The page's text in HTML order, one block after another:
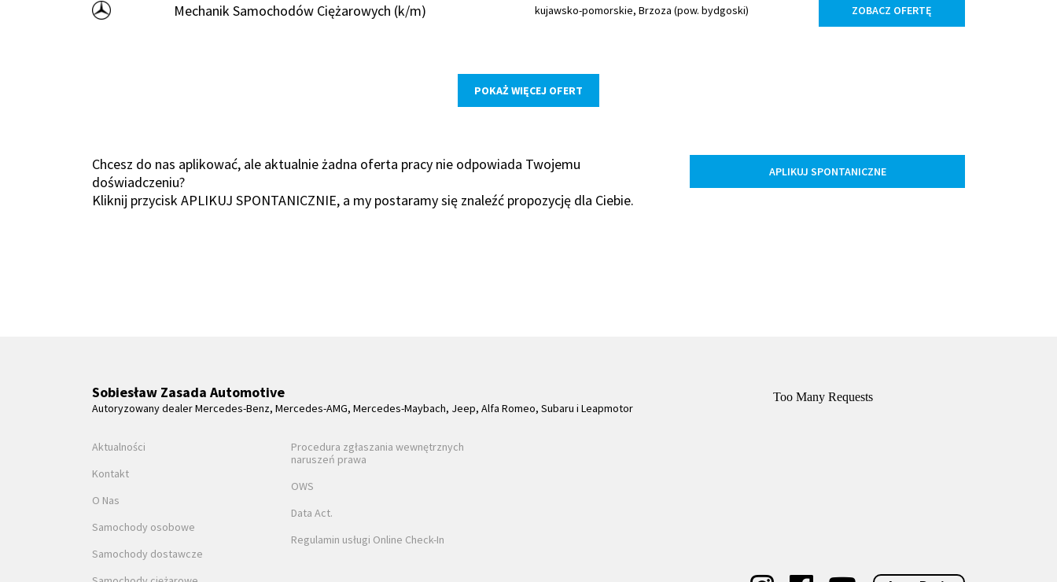
Mechanik Samochodów Ciężarowych (k/m) kujawsko-pomorskie, Brzoza (pow. bydgoski) ZOBACZ OFERTĘ
POKAŻ WIĘCEJ OFERT
Chcesz do nas aplikować, ale aktualnie żadna oferta pracy nie odpowiada Twojemu
doświadczeniu?
Kliknij przycisk APLIKUJ SPONTANICZNIE, a my postaramy się znaleźć propozycję dla Ciebie.
APLIKUJ SPONTANICZNE
Sobiesław Zasada Automotive
Autoryzowany dealer Mercedes-Benz, Mercedes-AMG, Mercedes-Maybach, Jeep, Alfa Romeo, Subaru i Leapmotor
Aktualności
Kontakt
O Nas
Samochody osobowe
Samochody dostawcze
Procedura zgłaszania wewnętrznych
naruszeń prawa
OWS
Data Act.
Regulamin usługi Online Check-In